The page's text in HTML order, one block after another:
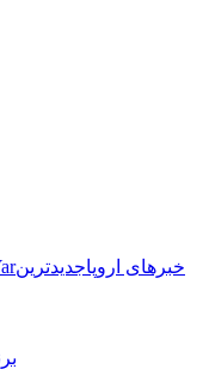
خبرهای اروپاجدیدترین